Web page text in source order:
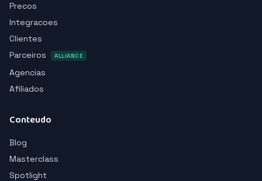
Precos
Integracoes
Clientes
Parceiros
ALLIANCE
Agencias
Afiliados
Conteudo
Blog
Masterclass
Spotlight